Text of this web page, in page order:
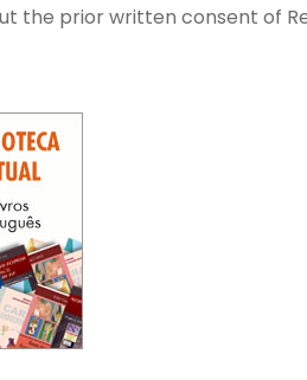
the prior written consent of